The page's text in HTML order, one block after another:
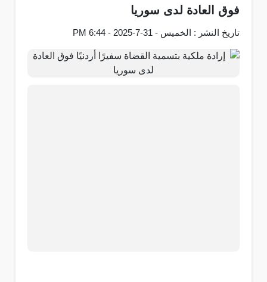
فوق العادة لدى سوريا
تاريخ النشر : الخميس - 31-7-2025 - 6:44 PM